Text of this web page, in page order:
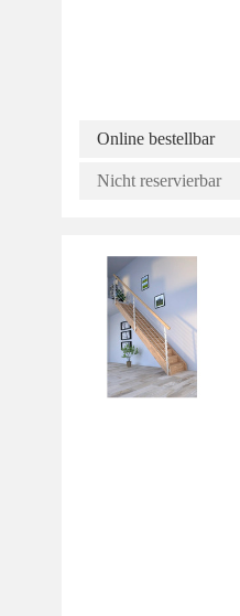
Online bestellbar
Nicht reservierbar